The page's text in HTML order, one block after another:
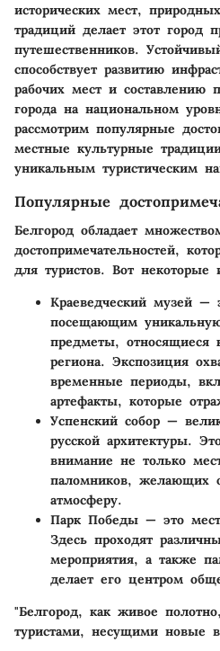
исторических мест,
традиций делает этот город
путешественников.
способствует развитию
рабочих мест и составлению
города на национальном
рассмотрим популярные
местные культурные
уникальным туристическим
Популярные
Белгород обладает
достопримечательностей,
для туристов. Вот некоторые
Краеведческий музей —
посещающим
предметы, относящиеся
региона. Экспозиция
временные периоды,
артефакты, которые
Успенский собор —
русской архитектуры.
внимание не только
паломников, желающих
атмосферу.
Парк Победы — это
Здесь проходят
мероприятия, а также
делает его центром
"Белгород, как живое
туристами, несущими новые